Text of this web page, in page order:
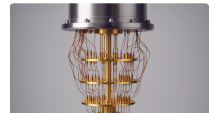
werden schnell weiterentwickelt. Dies ist der Alltag in
der Forschung der Quantentheorie, die dieses Jahr 100
Jahre alt geworden ist, weshalb die UNESCO 2025 zum
Internationalen Jahr der Quantenwissenschaft und -
technologie ausgerufen hat. Doch nun hat eine
internationale Forschungsgruppe um den